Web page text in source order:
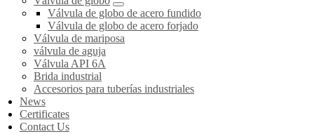
Válvula de globo de acero fundido
Válvula de globo de acero forjado
Válvula de mariposa
válvula de aguja
Válvula API 6A
Brida industrial
Accesorios para tuberías industriales
News
Certificates
Contact Us